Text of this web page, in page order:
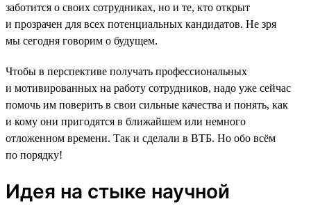
заботится о своих сотрудниках, но и те, кто открыт
и прозрачен для всех потенциальных кандидатов. Не зря
мы сегодня говорим о будущем.
Чтобы в перспективе получать профессиональных
и мотивированных на работу сотрудников, надо уже сейчас
помочь им поверить в свои сильные качества и понять, как
и кому они пригодятся в ближайшем или немного
отложенном времени. Так и сделали в ВТБ. Но обо всём
по порядку!
Идея на стыке научной